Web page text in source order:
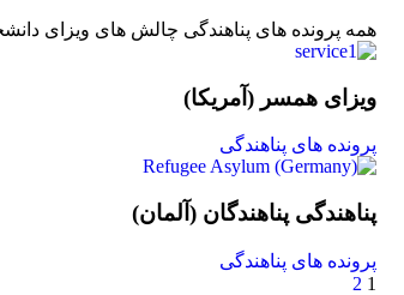
همه پرونده های پناهندگی چالش های ویزای
ویزای همسر (آمریکا)
پرونده های پناهندگی
پناهندگی پناهندگان (آلمان)
پرونده های پناهندگی
1
2